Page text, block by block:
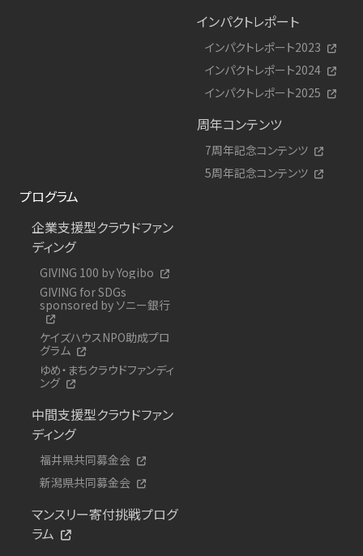
インパクトレポート
インパクトレポート2023
インパクトレポート2024
インパクトレポート2025
周年コンテンツ
7周年記念コンテンツ
5周年記念コンテンツ
プログラム
企業支援型クラウドファン
ディング
GIVING 100 by Yogibo
GIVING for SDGs
sponsored by ソニー銀行
ケイズハウスNPO助成プロ
グラム
ゆめ・まちクラウドファンディ
ング
中間支援型クラウドファン
ディング
福井県共同募金会
新潟県共同募金会
マンスリー寄付挑戦プログ
ラム